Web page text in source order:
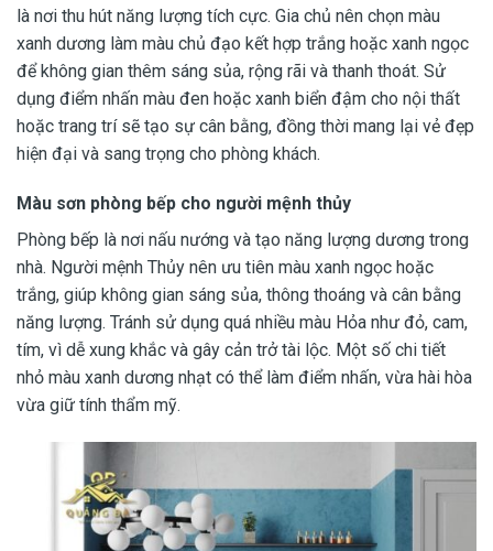
là nơi thu hút năng lượng tích cực. Gia chủ nên chọn màu
xanh dương làm màu chủ đạo kết hợp trắng hoặc xanh ngọc
để không gian thêm sáng sủa, rộng rãi và thanh thoát. Sử
dụng điểm nhấn màu đen hoặc xanh biển đậm cho nội thất
hoặc trang trí sẽ tạo sự cân bằng, đồng thời mang lại vẻ đẹp
hiện đại và sang trọng cho phòng khách.
Màu sơn phòng bếp cho người mệnh thủy
Phòng bếp là nơi nấu nướng và tạo năng lượng dương trong
nhà. Người mệnh Thủy nên ưu tiên màu xanh ngọc hoặc
trắng, giúp không gian sáng sủa, thông thoáng và cân bằng
năng lượng. Tránh sử dụng quá nhiều màu Hỏa như đỏ, cam,
tím, vì dễ xung khắc và gây cản trở tài lộc. Một số chi tiết
nhỏ màu xanh dương nhạt có thể làm điểm nhấn, vừa hài hòa
vừa giữ tính thẩm mỹ.